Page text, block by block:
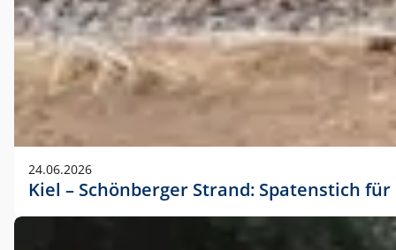
24.06.2026
Kiel – Schönberger Strand: Spatenstich